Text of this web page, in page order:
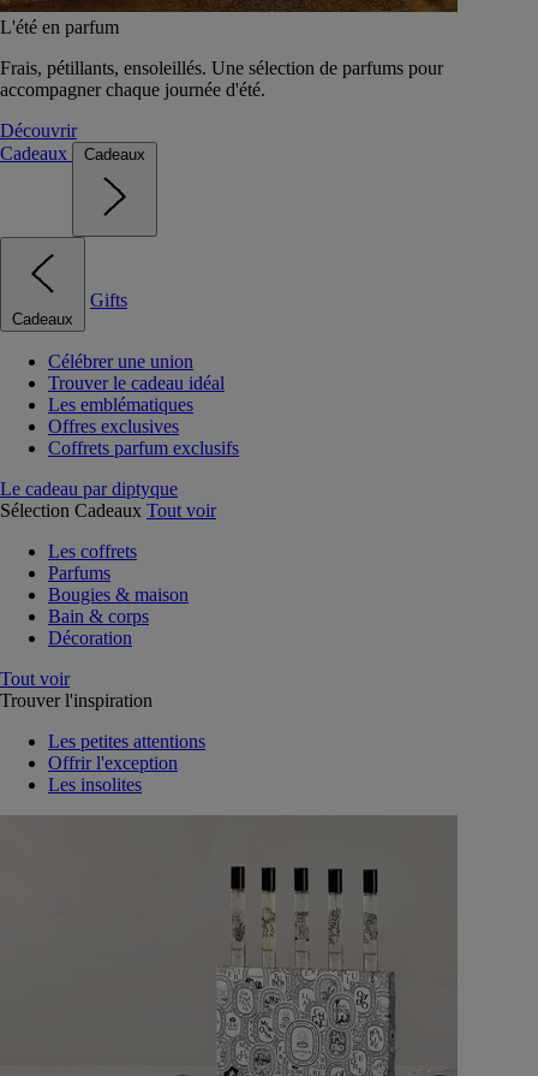
L'été en parfum
Frais, pétillants, ensoleillés. Une sélection de parfums pour
accompagner chaque journée d'été.
Découvrir
Cadeaux
Cadeaux
Cadeaux
Gifts
Célébrer une union
Trouver le cadeau idéal
Les emblématiques
Offres exclusives
Coffrets parfum exclusifs
Le cadeau par diptyque
Sélection Cadeaux Tout voir
Les coffrets
Parfums
Bougies & maison
Bain & corps
Décoration
Tout voir
Trouver l'inspiration
Les petites attentions
Offrir l'exception
Les insolites